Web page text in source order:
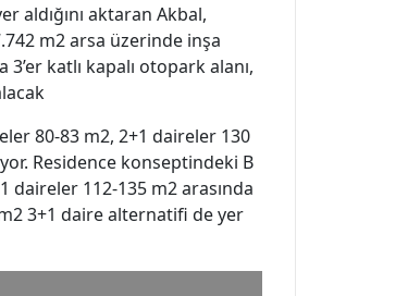
aldığını aktaran Akbal,
m2 arsa üzerinde inşa
katlı kapalı otopark alanı,
80-83 m2, 2+1 daireler 130
Residence konseptindeki B
daireler 112-135 m2 arasında
3+1 daire alternatifi de yer